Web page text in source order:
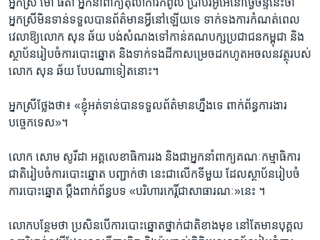
អ្នកស្រី​មិន​ទាន់​ទទួល​បាន​ព័ត៌​មាន​អ្វី​នៅ​ឡើយ​ទេ ទាក់​ទង​ការ​កំណត់ពេល​
វេលា​ឱ្យ​លោក សុន ឆ័យ បង់​សំណងទៅកាន់​គណបក្ស​ប្រជាជន​កម្ពុជា និង​
ស្ថាប័ន​រៀបចំ​ការ​បោះឆ្នោត​ និងទាក់​ទង​ដីកា​សម្រេច​ដក​ហូត​អចលន​វត្ថុរ​បស់​
លោក សុន ឆ័យ ​បែប​ណា​ទៀតនោះ។
អ្នក​ស្រី​ថ្លែង​ថា៖ ​«​ខ្ញុំ​អត់​ទាន់​បាន​ទទួល​ព័ត៌មាន​ហ្នឹង​ទេ ពាក់ព័ន្ធ​ការ​ងារ​
បច្ចេកទេស​»​។
លោក​ សោម សូរីដា ​អគ្គលេខាធិការ​រង​ និង​ជា​អ្នកនាំ​ពាក្យ​គណៈ​កម្មាធិការ
ជាតិ​រៀប​ចំការ​បោះ​ឆ្នោត បញ្ជាក់​ថា នេះ​ជាលើក​ទីមួយ​ ដែ​ល​ស្ថាប័ន​រៀបចំ​
ការ​បោះឆ្នោត ​ប្តឹងពាក់​ព័ន្ធបទ «​បរិហារកេរ្តិ៍​ជាសាធារណៈ»​នេះ ។
លោក​បន្ថែម​ថា ប្រសិន​បើ​កា​របោះឆ្នោត​ថ្នាក់ជាតិ​ខាង​មុខ​ នៅតែ​មាន​បុគ្គល​